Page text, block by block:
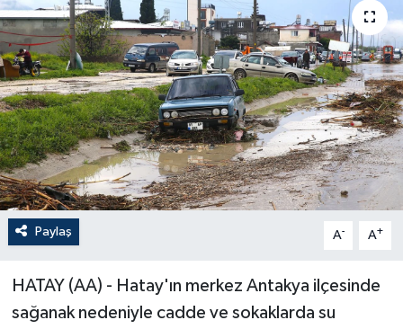
Paylaş A- A+
HATAY (AA) - Hatay'ın merkez Antakya ilçesinde
sağanak nedeniyle cadde ve sokaklarda su